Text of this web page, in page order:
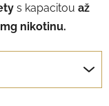
s kapacitou až
nikotinu.